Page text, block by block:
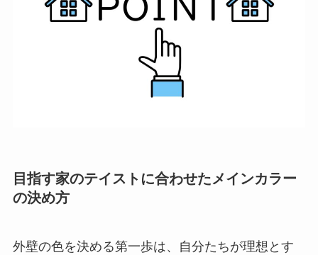
目指す家のテイストに合わせたメインカラー
の決め方
外壁の色を決める第一歩は、自分たちが理想とす